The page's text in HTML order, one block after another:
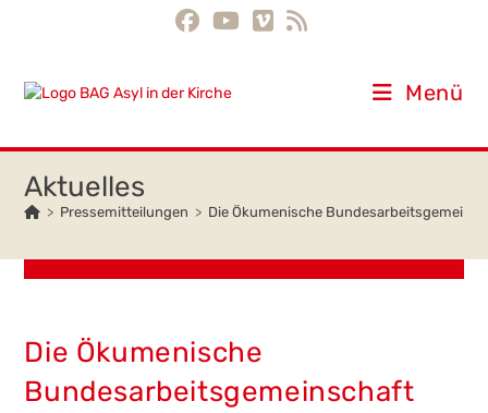
Menü
> Pressemitteilungen > Die Ökumenische
Die Ökumenische
Bundesarbeitsgemeinschaft